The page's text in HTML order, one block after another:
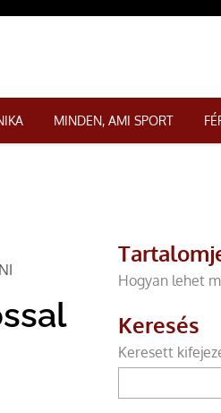
MINDEN, AMI SPORT
Hogyan lehet
Keresés
Keresett